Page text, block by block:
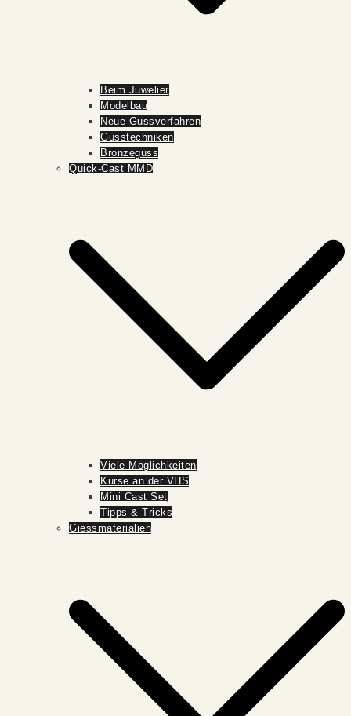
Beim Juwelier
Modelbau
Neue Gussverfahren
Gusstechniken
Bronzeguss
Quick-Cast MMD
Viele Möglichkeiten
Kurse an der VHS
Mini Cast Set
Tipps & Tricks
Giessmaterialien